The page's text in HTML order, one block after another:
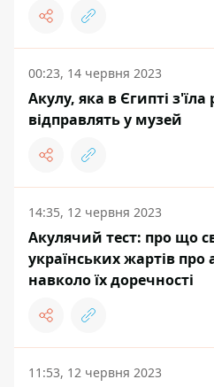
00:23, 14 червня 2023
Акулу, яка в Єгипті з'їла
відправлять у музей
14:35, 12 червня 2023
Акулячий тест: про що
українських жартів про
навколо їх доречності
11:53, 12 червня 2023